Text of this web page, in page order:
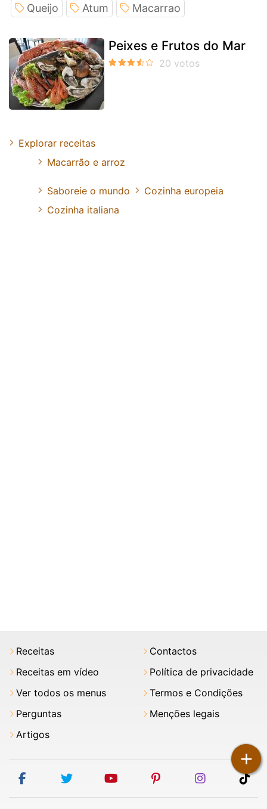
+
Queijo Atum Macarrao
Peixes e Frutos do Mar
Explorar receitas
Macarrão e arroz
Saboreie o mundo
Cozinha europeia
Cozinha italiana
Receitas
Receitas em vídeo
Ver todos os menus
Perguntas
Artigos
Contactos
Política de privacidade
Termos e Condições
Menções legais
facebooktwitter youtubepinterestinstagram